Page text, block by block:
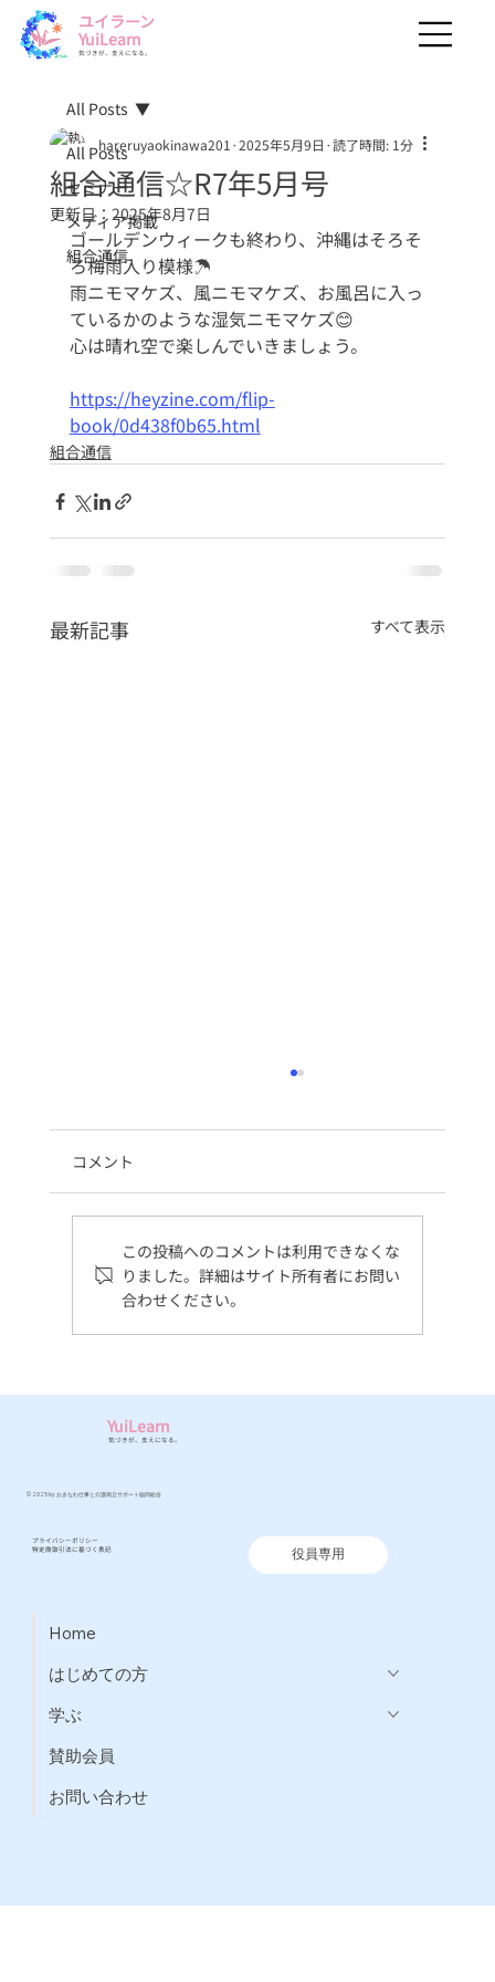
​ユイラーン
YuiLearn
気づきが、支えになる。
All Posts
セミナー
メディア掲載
組合通信
All Posts
組合通信☆R7年5月号
hareruyaokinawa201 2025年5月9日 読了時間: 1分
更新日：2025年8月7日
ゴールデンウィークも終わり、沖縄はそろそ
ろ梅雨入り模様☂
雨ニモマケズ、風ニモマケズ、お風呂に入っ
ているかのような湿気ニモマケズ😊
心は晴れ空で楽しんでいきましょう。
https://heyzine.com/flip-
book/0d438f0b65.html
組合通信
最新記事 すべて表示
このたび、組合通信をリニューアルしました。
新たに、提携している社会保険労務士や産業ケ
アマネによるコラムを掲載しています。 それぞ
れの専門性と想いが、必要な方へきちんと届く
通信となるよう、これからも切磋琢磨しながら
発信を続けてまいります。 ぜひご覧いただける
と嬉しいです☺
コメント
この投稿へのコメントは利用できなくな
りました。詳細はサイト所有者にお問い
合わせください。
YuiLearn
気づきが、支えになる。
© 2025 by おきなわ仕事と介護両立サポート協同組合
Home
はじめての方
学ぶ
賛助会員
お問い合わせ
プライバシーポリシー
特定商取引法に基づく表記
役員専用